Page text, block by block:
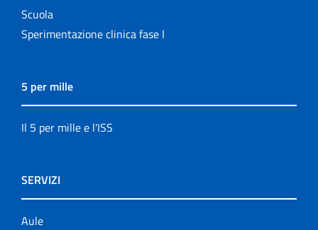
Scuola
Sperimentazione clinica fase I
5 per mille
Il 5 per mille e l'ISS
SERVIZI
Aule